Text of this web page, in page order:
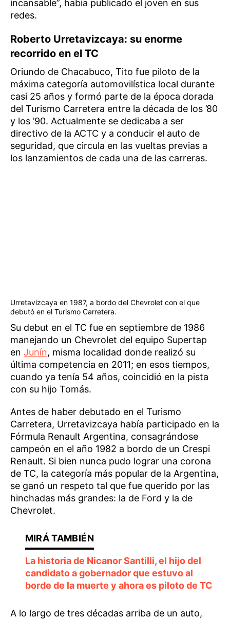
incansable”, había publicado el joven en sus
redes.
Roberto Urretavizcaya: su enorme
recorrido en el TC
Oriundo de Chacabuco, Tito fue piloto de la
máxima categoría automovilística local durante
casi 25 años y formó parte de la época dorada
del Turismo Carretera entre la década de los ’80
y los ’90. Actualmente se dedicaba a ser
directivo de la ACTC y a conducir el auto de
seguridad, que circula en las vueltas previas a
los lanzamientos de cada una de las carreras.
Urretavizcaya en 1987, a bordo del Chevrolet con el que
debutó en el Turismo Carretera.
Su debut en el TC fue en septiembre de 1986
manejando un Chevrolet del equipo Supertap
en Junín, misma localidad donde realizó su
última competencia en 2011; en esos tiempos,
cuando ya tenía 54 años, coincidió en la pista
con su hijo Tomás.
Antes de haber debutado en el Turismo
Carretera, Urretavizcaya había participado en la
Fórmula Renault Argentina, consagrándose
campeón en el año 1982 a bordo de un Crespi
Renault. Si bien nunca pudo lograr una corona
de TC, la categoría más popular de la Argentina,
se ganó un respeto tal que fue querido por las
hinchadas más grandes: la de Ford y la de
Chevrolet.
La historia de Nicanor Santilli, el hijo del
candidato a gobernador que estuvo al
borde de la muerte y ahora es piloto de TC
A lo largo de tres décadas arriba de un auto,